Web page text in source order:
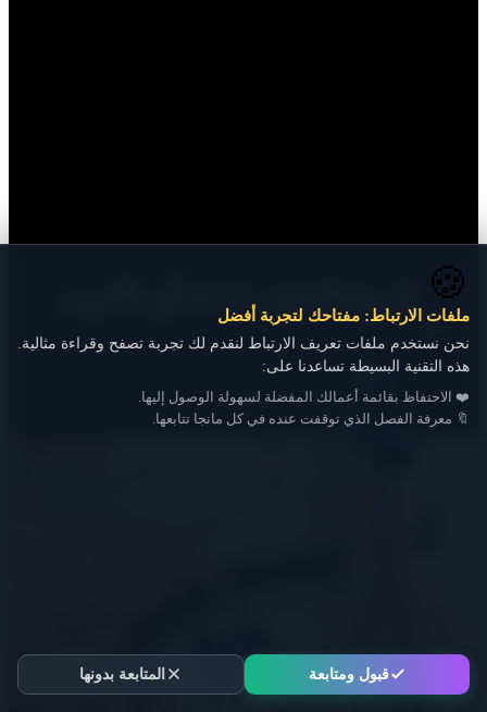
🍪
ملفات الارتباط: مفتاحك لتجربة أفضل
نحن نستخدم ملفات تعريف الارتباط لنقدم لك تجربة تصفح وقراءة مثالية.
هذه التقنية البسيطة تساعدنا على:
❤️ الاحتفاظ بقائمة أعمالك المفضلة لسهولة الوصول إليها.
🔖 معرفة الفصل الذي توقفت عنده في كل مانجا تتابعها.
قبول ومتابعة المتابعة بدونها